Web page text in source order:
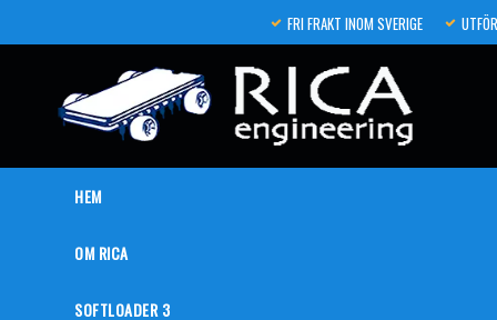
FRI FRAKT INOM SVERIGE
HEM
OM RICA
SOFTLOADER 3